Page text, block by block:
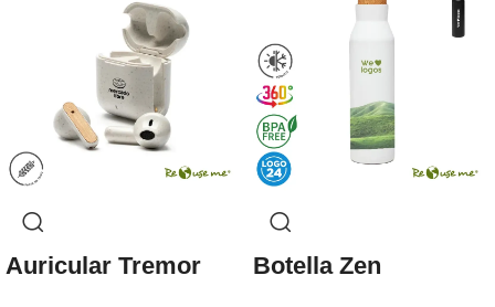
Auricular Tremor Botella Zen